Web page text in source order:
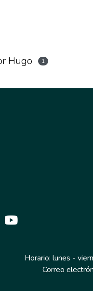
Hugo 1
Horario: lunes -
Correo